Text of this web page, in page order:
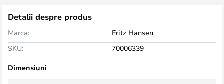
Detalii despre produs
Marca:
Fritz Hansen
SKU:
70006339
Dimensiuni